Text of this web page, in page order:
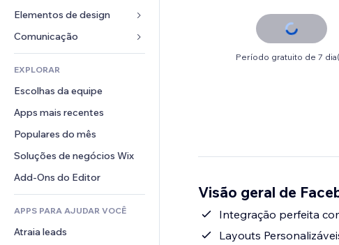
Listas do site
Email
Botões de venda
Contabilidade
Cupons e fidelidade
Soluções de armazenamento
Eventos
Restaurantes
Imobiliária
Meus agendamentos
Galeria
Músicas
Podcasts
Fotografia
Vídeo
PDF
Compartilhamento de arquivos
Notícias
Elementos de design
Mapas e navegação
Privacidade e segurança
Relógio
Templates de página
Efeitos de imagem
Botões e menus
Banners e selos
Calculadoras
Busca
Previsão do tempo
Tabelas e gráficos
Formulários
Enquetes
Chat
Comentários
Telefone
Comunidade
Avaliações e depoimentos
CRM
EXPLORAR
Escolhas da equipe
Apps mais recentes
Populares do mês
Soluções de negócios Wix
Add-Ons do Editor
APPS PARA AJUDAR VOCÊ
Atraia leads
Período gratuito de 7
Visão geral de
Integração perfeita
Layouts